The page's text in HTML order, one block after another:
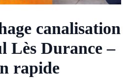
canalisation
Lès Durance –
rapide